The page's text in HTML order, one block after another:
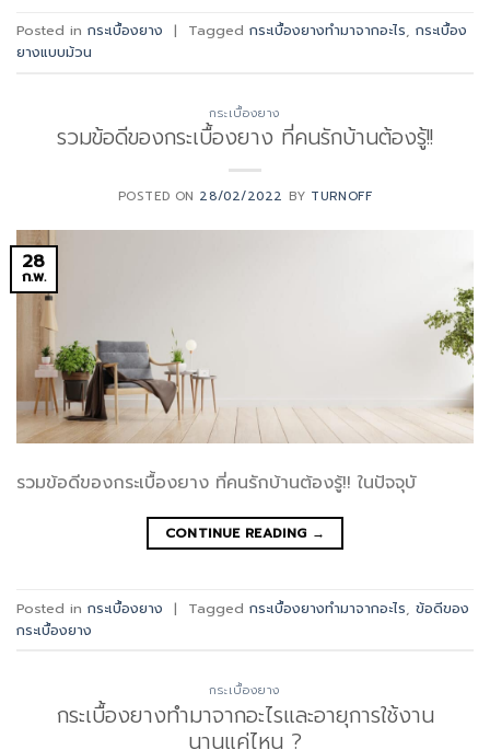
Posted in กระเบื้องยาง | Tagged กระเบื้องยางทำมาจากอะไร, กระเบื้อง
ยางแบบม้วน
กระเบื้องยาง
รวมข้อดีของกระเบื้องยาง ที่คนรักบ้านต้องรู้!!
POSTED ON 28/02/2022 BY TURNOFF
28
ก.พ.
รวมข้อดีของกระเบื้องยาง ที่คนรักบ้านต้องรู้!! ในปัจจุบั
CONTINUE READING →
Posted in กระเบื้องยาง | Tagged กระเบื้องยางทำมาจากอะไร ข้อดีของ
กระเบื้องยาง
กระเบื้องยาง
กระเบื้องยางทำมาจากอะไรและอายุการใช้งาน
นานแค่ไหน ?